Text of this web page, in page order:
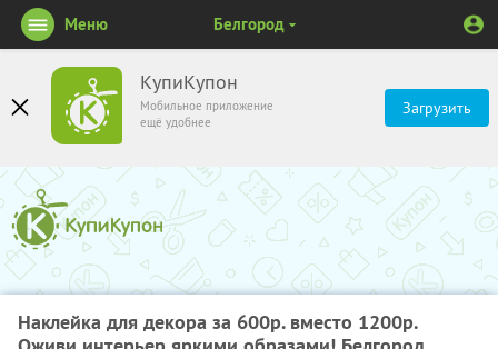
КупиКупон
Мобильное приложение
ещё удобнее
Загрузить
Меню Белгород
Наклейка для декора за 600р. вместо 1200р.